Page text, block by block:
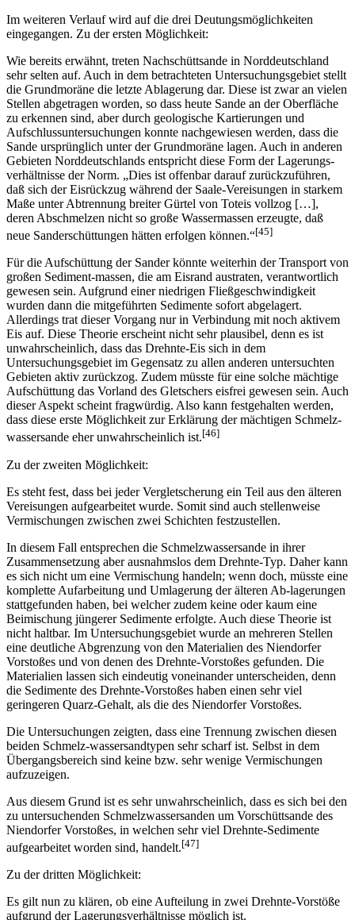
Im weiteren Verlauf wird auf die drei Deutungsmöglichkeiten
eingegangen. Zu der ersten Möglichkeit:
Wie bereits erwähnt, treten Nachschüttsande in Norddeutschland
sehr selten auf. Auch in dem betrachteten Untersuchungsgebiet stellt
die Grundmoräne die letzte Ablagerung dar. Diese ist zwar an vielen
Stellen abgetragen worden, so dass heute Sande an der Oberfläche
zu erkennen sind, aber durch geologische Kartierungen und
Aufschlussuntersuchungen konnte nachgewiesen werden, dass die
Sande ursprünglich unter der Grundmoräne lagen. Auch in anderen
Gebieten Norddeutschlands entspricht diese Form der Lagerungs-
verhältnisse der Norm. „Dies ist offenbar darauf zurückzuführen,
daß sich der Eisrückzug während der Saale-Vereisungen in starkem
Maße unter Abtrennung breiter Gürtel von Toteis vollzog […],
deren Abschmelzen nicht so große Wassermassen erzeugte, daß
neue Sanderschüttungen hätten erfolgen können.“[45]
Für die Aufschüttung der Sander könnte weiterhin der Transport von
großen Sediment-massen, die am Eisrand austraten, verantwortlich
gewesen sein. Aufgrund einer niedrigen Fließgeschwindigkeit
wurden dann die mitgeführten Sedimente sofort abgelagert.
Allerdings trat dieser Vorgang nur in Verbindung mit noch aktivem
Eis auf. Diese Theorie erscheint nicht sehr plausibel, denn es ist
unwahrscheinlich, dass das Drehnte-Eis sich in dem
Untersuchungsgebiet im Gegensatz zu allen anderen untersuchten
Gebieten aktiv zurückzog. Zudem müsste für eine solche mächtige
Aufschüttung das Vorland des Gletschers eisfrei gewesen sein. Auch
dieser Aspekt scheint fragwürdig. Also kann festgehalten werden,
dass diese erste Möglichkeit zur Erklärung der mächtigen Schmelz-
wassersande eher unwahrscheinlich ist.[46]
Zu der zweiten Möglichkeit:
Es steht fest, dass bei jeder Vergletscherung ein Teil aus den älteren
Vereisungen aufgearbeitet wurde. Somit sind auch stellenweise
Vermischungen zwischen zwei Schichten festzustellen.
In diesem Fall entsprechen die Schmelzwassersande in ihrer
Zusammensetzung aber ausnahmslos dem Drehnte-Typ. Daher kann
es sich nicht um eine Vermischung handeln; wenn doch, müsste eine
komplette Aufarbeitung und Umlagerung der älteren Ab-lagerungen
stattgefunden haben, bei welcher zudem keine oder kaum eine
Beimischung jüngerer Sedimente erfolgte. Auch diese Theorie ist
nicht haltbar. Im Untersuchungsgebiet wurde an mehreren Stellen
eine deutliche Abgrenzung von den Materialien des Niendorfer
Vorstoßes und von denen des Drehnte-Vorstoßes gefunden. Die
Materialien lassen sich eindeutig voneinander unterscheiden, denn
die Sedimente des Drehnte-Vorstoßes haben einen sehr viel
geringeren Quarz-Gehalt, als die des Niendorfer Vorstoßes.
Die Untersuchungen zeigten, dass eine Trennung zwischen diesen
beiden Schmelz-wassersandtypen sehr scharf ist. Selbst in dem
Übergangsbereich sind keine bzw. sehr wenige Vermischungen
aufzuzeigen.
Aus diesem Grund ist es sehr unwahrscheinlich, dass es sich bei den
zu untersuchenden Schmelzwassersanden um Vorschüttsande des
Niendorfer Vorstoßes, in welchen sehr viel Drehnte-Sedimente
aufgearbeitet worden sind, handelt.[47]
Zu der dritten Möglichkeit:
Es gilt nun zu klären, ob eine Aufteilung in zwei Drehnte-Vorstöße
aufgrund der Lagerungsverhältnisse möglich ist.